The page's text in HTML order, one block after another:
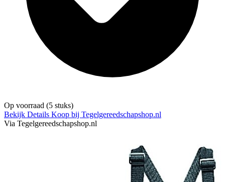
Op voorraad (5 stuks)
Bekijk Details Koop bij Tegelgereedschapshop.nl
Via Tegelgereedschapshop.nl